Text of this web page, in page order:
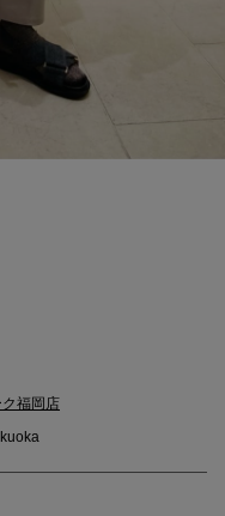
福岡店